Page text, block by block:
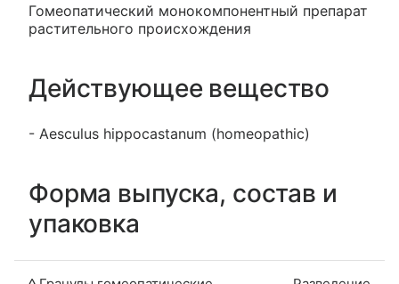
Гомеопатический монокомпонентный препарат
растительного происхождения
Действующее вещество
- Aesсulus hippoсastanum (homeopathic)
Форма выпуска, состав и
упаковка